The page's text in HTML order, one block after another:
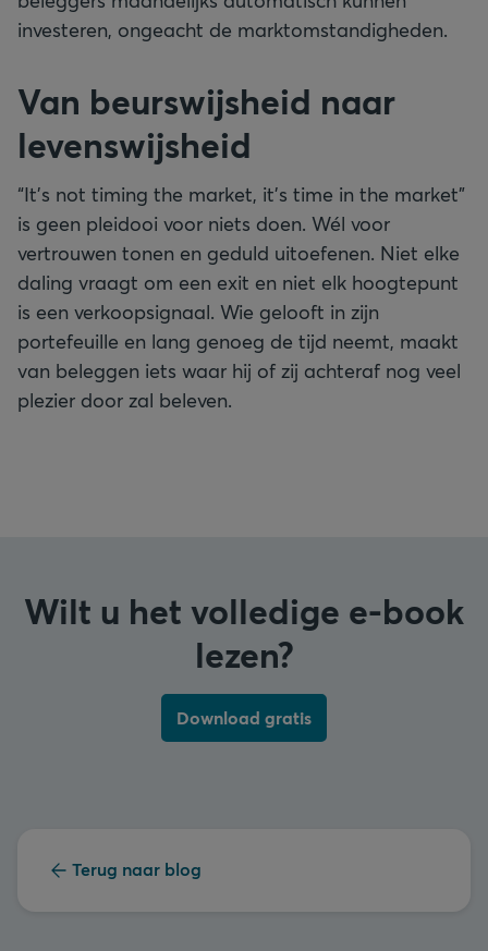
investeren, ongeacht de marktomstandigheden.
Van beurswijsheid naar
levenswijsheid
“It’s not timing the market, it’s time in the market”
is geen pleidooi voor niets doen. Wél voor
vertrouwen tonen en geduld uitoefenen. Niet elke
daling vraagt om een exit en niet elk hoogtepunt
is een verkoopsignaal. Wie gelooft in zijn
portefeuille en lang genoeg de tijd neemt, maakt
van beleggen iets waar hij of zij achteraf nog veel
plezier door zal beleven.
Wilt u het volledige e-book
lezen?
Download gratis
Terug naar blog